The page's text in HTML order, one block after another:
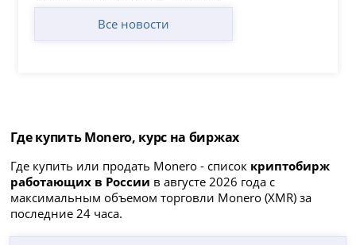
Все новости
Где купить Monero, курс на биржах
Где купить или продать Monero - список криптобирж
работающих в России в августе 2026 года с
максимальным объемом торговли Monero (XMR) за
последние 24 часа.